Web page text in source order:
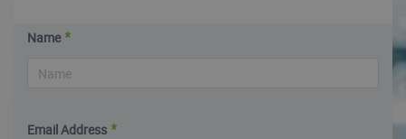
Name
Email Address